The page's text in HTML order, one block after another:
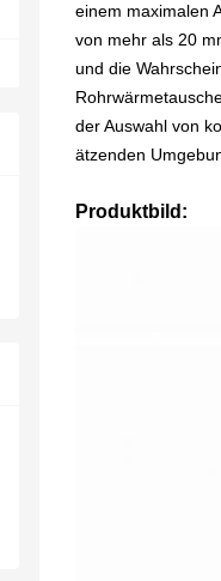
einem maximalen
von mehr als 20
und die
der Auswahl von
ätzenden
Produktbild: